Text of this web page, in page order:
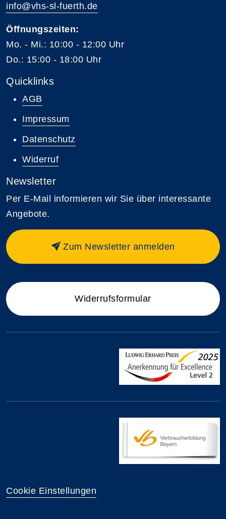
info@vhs-sl-fuerth.de
Öffnungszeiten:
Mo. - Mi.: 10:00 - 12:00 Uhr
Do.: 15:00 - 18:00 Uhr
Quicklinks
AGB
Impressum
Datenschutz
Widerruf
Newsletter
Per E-Mail informieren wir Sie über interessante
Angebote.
Zum Newsletter anmelden
Widerrufsformular
Cookie Einstellungen